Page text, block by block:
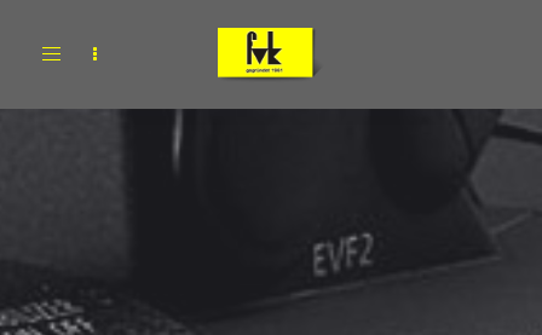
Toggle